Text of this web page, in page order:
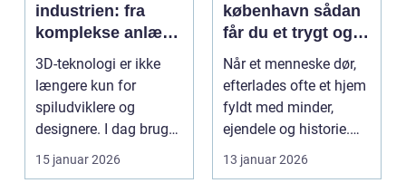
industrien: fra
komplekse anlæg
til præcise
beslutninger
3D-teknologi er ikke
længere kun for
spiludviklere og
designere. I dag bruger
en lang række
virksomh...
15 januar 2026
københavn sådan
får du et trygt og
professionelt
forløb
Når et menneske dør,
efterlades ofte et hjem
fyldt med minder,
ejendele og historie.
For mange pårør...
13 januar 2026